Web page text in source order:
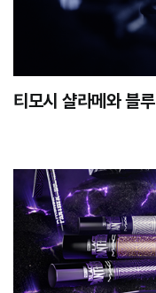
티모시 샬라메와 블